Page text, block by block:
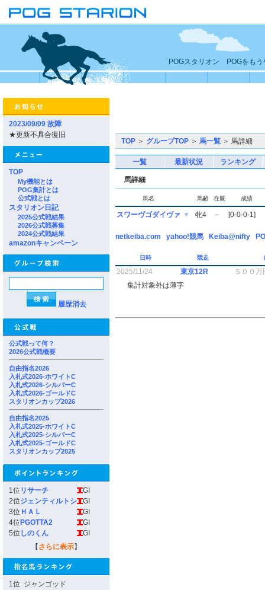
POGスタリオン POGをもう
2023/09/09 故障
★更新不具合復旧
TOP
My機能とは
POG集計とは
公式戦とは
スタリオン日記
2025公式戦結果
2026公式戦募集
2024公式戦結果
amazonキャンペーン
履歴消去
公式戦って何？
2026公式戦概要
自由指名2026
入札式2026-ホワイトC
入札式2026-シルバーC
入札式2026-ゴールドC
スタリオンカップ2026
自由指名2025
入札式2025-ホワイトC
入札式2025-シルバーC
入札式2025-ゴールドC
スタリオンカップ2025
1位 リサーチ
GI
2位ジェンティルトシ
GI
3位 ＨＡＬ
GI
4位 PGOTTA2
GI
5位 しのくん
GI
【 さらに表示】
1位 ジャンゴッド
TOP ＞ グループTOP ＞ 馬一覧 ＞ 馬詳細
一覧 最新状況 ランキング
馬詳細
馬名 馬齢 在厩 成績
スワーヴゴダイヴァ ▼ 牝4 － [0-0-0-1]
netkeiba.com yahoo!競馬 Keiba@nifty
日時 競走
2025/11/24 東京12R
５００万
集計対象外は薄字